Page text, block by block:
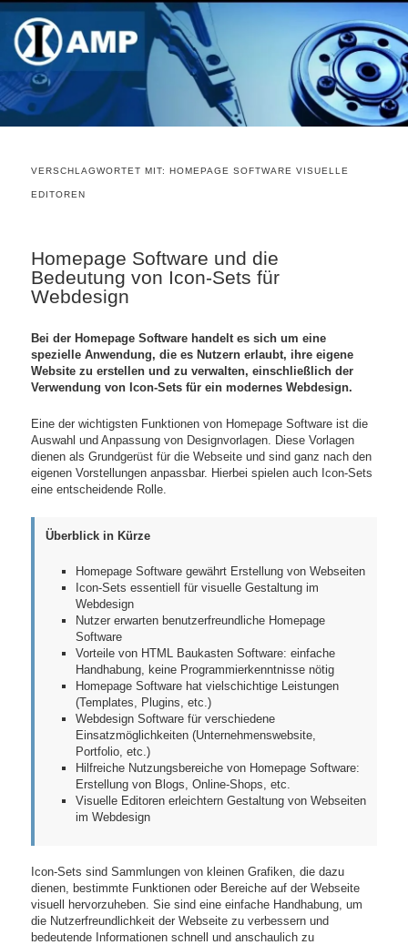
VERSCHLAGWORTET MIT:HOMEPAGE SOFTWARE VISUELLE
EDITOREN
Homepage Software und die
Bedeutung von Icon-Sets für
Webdesign
Bei der Homepage Software handelt es sich um eine
spezielle Anwendung, die es Nutzern erlaubt, ihre eigene
Website zu erstellen und zu verwalten, einschließlich der
Verwendung von Icon-Sets für ein modernes Webdesign.
Eine der wichtigsten Funktionen von Homepage Software ist die
Auswahl und Anpassung von Designvorlagen. Diese Vorlagen
dienen als Grundgerüst für die Webseite und sind ganz nach den
eigenen Vorstellungen anpassbar. Hierbei spielen auch Icon-Sets
eine entscheidende Rolle.
Überblick in Kürze
Homepage Software gewährt Erstellung von Webseiten
Icon-Sets essentiell für visuelle Gestaltung im
Webdesign
Nutzer erwarten benutzerfreundliche Homepage
Software
Vorteile von HTML Baukasten Software: einfache
Handhabung, keine Programmierkenntnisse nötig
Homepage Software hat vielschichtige Leistungen
(Templates, Plugins, etc.)
Webdesign Software für verschiedene
Einsatzmöglichkeiten (Unternehmenswebsite,
Portfolio, etc.)
Hilfreiche Nutzungsbereiche von Homepage Software:
Erstellung von Blogs, Online-Shops, etc.
Visuelle Editoren erleichtern Gestaltung von Webseiten
im Webdesign
Icon-Sets sind Sammlungen von kleinen Grafiken, die dazu
dienen, bestimmte Funktionen oder Bereiche auf der Webseite
visuell hervorzuheben. Sie sind eine einfache Handhabung, um
die Nutzerfreundlichkeit der Webseite zu verbessern und
bedeutende Informationen schnell und anschaulich zu